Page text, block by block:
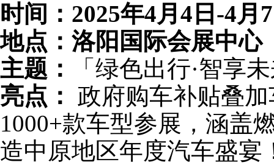
时间：2025年4月4日-4月
地点：洛阳国际会展中心
主题：
「绿色出行·智享
亮点：
政府购车补贴叠
1000+款车型参展，涵盖
造中原地区年度汽车盛宴